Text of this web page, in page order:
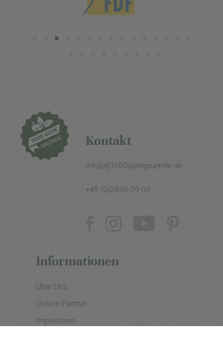
Kontakt
info[at]1000gutegruende.de
+49 (0)2839-59 00
Informationen
Über Uns
Unsere Partner
Impressum